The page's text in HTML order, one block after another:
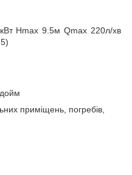
Hmax 9.5м Qmax 220л/хв
приміщень, погребів,